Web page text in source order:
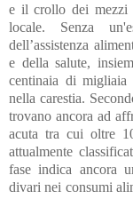
e il crollo dei mezzi
locale. Senza
dell’assistenza
e della salute,
centinaia di migliaia
nella carestia.
trovano ancora ad
acuta tra cui oltre
attualmente
fase indica ancora
divari nei consumi